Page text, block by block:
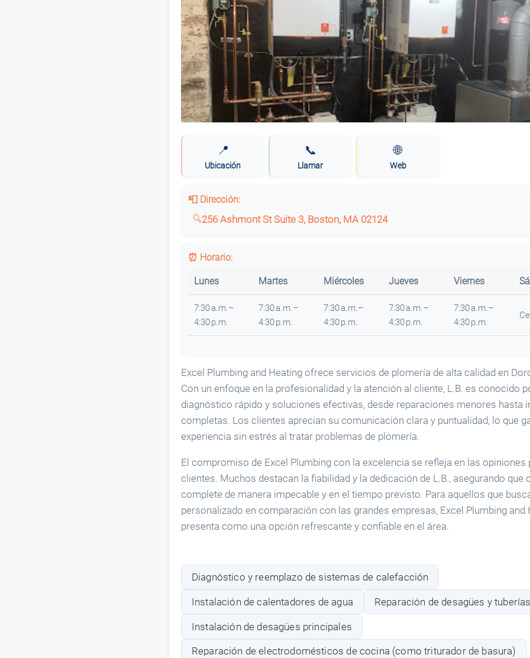
📍
Ubicación
📞
Llamar
🌐
Web
📮 Dirección:
256 Ashmont St Suite 3, Boston, MA 02124
⏰ Horario:
Lunes Martes Miércoles Jueves Viernes
7:30 a.m.–
4:30 p.m.
7:30 a.m.–
4:30 p.m.
7:30 a.m.–
4:30 p.m.
7:30 a.m.–
4:30 p.m.
7:30 a.m.–
4:30 p.m.
Excel Plumbing and Heating ofrece servicios de plomería de alta calidad en
Con un enfoque en la profesionalidad y la atención al cliente, L.B. es conocido
diagnóstico rápido y soluciones efectivas, desde reparaciones menores hasta
completas. Los clientes aprecian su comunicación clara y puntualidad, lo que
experiencia sin estrés al tratar problemas de plomería.
El compromiso de Excel Plumbing con la excelencia se refleja en las opiniones
clientes. Muchos destacan la fiabilidad y la dedicación de L.B., asegurando que
complete de manera impecable y en el tiempo previsto. Para aquellos que
personalizado en comparación con las grandes empresas, Excel Plumbing and
presenta como una opción refrescante y confiable en el área.
Diagnóstico y reemplazo de sistemas de calefacción
Instalación de calentadores de agua Reparación de desagües y
Instalación de desagües principales
Reparación de electrodomésticos de cocina (como triturador de basura)